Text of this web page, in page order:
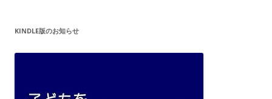
KINDLE版のお知らせ